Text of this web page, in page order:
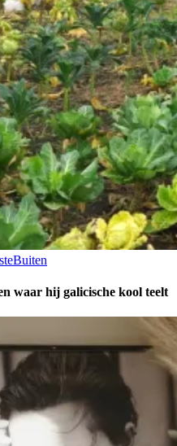
waar hij galicische kool teelt